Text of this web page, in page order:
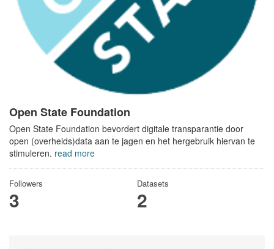
Open State Foundation
Open State Foundation bevordert digitale transparantie door
open (overheids)data aan te jagen en het hergebruik hiervan te
stimuleren. read more
Followers
3
Datasets
2